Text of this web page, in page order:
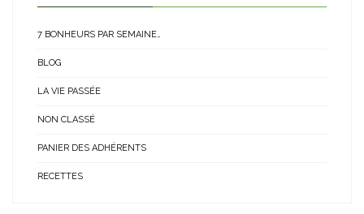
7 BONHEURS PAR SEMAINE…
BLOG
LA VIE PASSÉE
NON CLASSÉ
PANIER DES ADHÉRENTS
RECETTES